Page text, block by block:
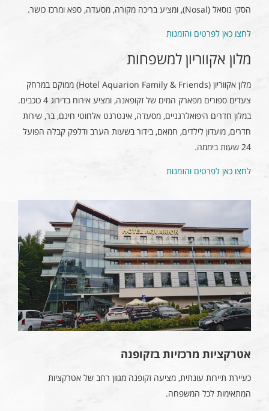
הסקי נוסאל (Nosal), ומציע בריכה מקורה, מסעדה, ספא ומרכז כושר.
לחצו כאן לפרטים והזמנות
מלון אקווריון למשפחות
מלון אקווריון (Hotel Aquarion Family & Friends) ממוקם במרחק
צעדים ספורים מפארק המים של זקופאנה, ומציע אירוח בדירוג 4 כוכבים.
במלון חדרים היפואלרגניים, מסעדה, אינטרנט אלחוטי חינם, בר, שירות
חדרים, מועדון לילדים, חמאם, בידור בשעות הערב ודלפק קבלה הפועל
24 שעות ביממה.
לחצו כאן לפרטים והזמנות
אטרקציות מרכזיות בזקופנה
כעיירת תיירות עונתית, מציעה זקופנה מגוון רחב של אטרקציות
המתאימות לכל המשפחה.